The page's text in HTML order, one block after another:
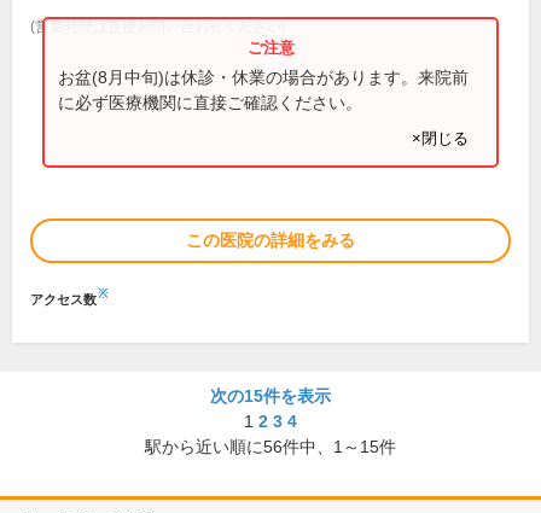
(営業時間は直接お問い合わせください)
お盆(8月中旬)は休診・休業の場合があります。来院前
に必ず医療機関に直接ご確認ください。
×閉じる
この医院の詳細をみる
アクセス数※
次の15件を表示
1 2 3 4
駅から近い順に56件中、 1～15件